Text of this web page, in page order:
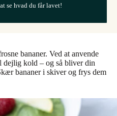
se hvad du får lavet!
bananer. Ved at anvende
dejlig kold – og så bliver din
bananer i skiver og frys dem